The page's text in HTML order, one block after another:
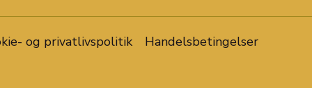
og privatlivspolitik Handelsbetingelser